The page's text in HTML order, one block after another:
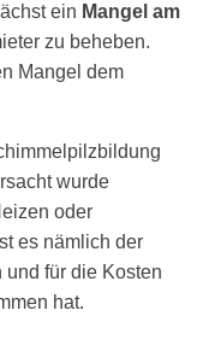
ein Mangel am
zu beheben.
Mangel dem
wurde
oder
es nämlich der
und für die Kosten
hat.